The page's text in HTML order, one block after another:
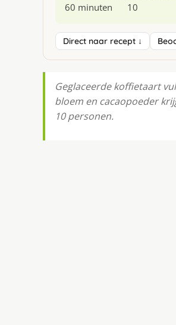
60 minuten 10
Direct naar recept ↓
Geglaceerde koffietaart
bloem en cacaopoeder
10 personen.